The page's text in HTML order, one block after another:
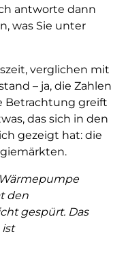
antworte dann
was Sie unter
verglichen mit
– ja, die Zahlen
Betrachtung greift
das sich in den
gezeigt hat: die
den
gespürt. Das
ist